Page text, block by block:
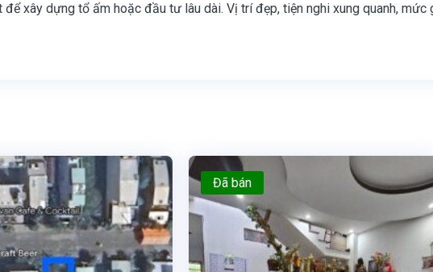
xây dựng tổ ấm hoặc đầu tư lâu dài. Vị trí đẹp, tiện nghi xung quanh,
Đã bán